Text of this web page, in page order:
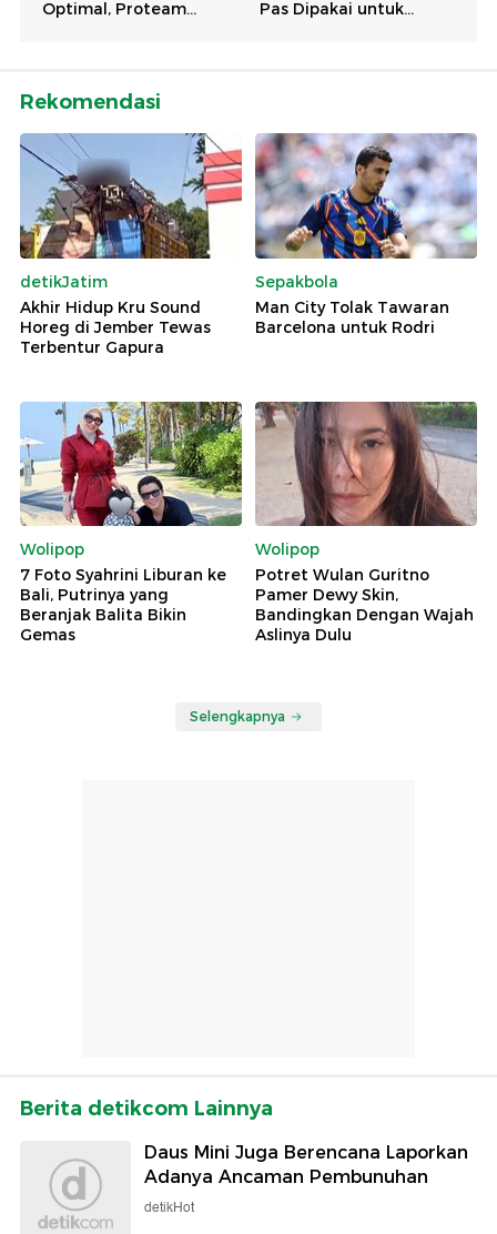
Rekomendasi
detikJatim
Akhir Hidup Kru Sound
Horeg di Jember Tewas
Terbentur Gapura
Sepakbola
Man City Tolak Tawaran
Barcelona untuk Rodri
Wolipop
7 Foto Syahrini Liburan ke
Bali, Putrinya yang
Beranjak Balita Bikin
Gemas
Wolipop
Potret Wulan Guritno
Pamer Dewy Skin,
Bandingkan Dengan Wajah
Aslinya Dulu
Selengkapnya
Berita detikcom Lainnya
Daus Mini Juga Berencana Laporkan
Adanya Ancaman Pembunuhan
detikHot